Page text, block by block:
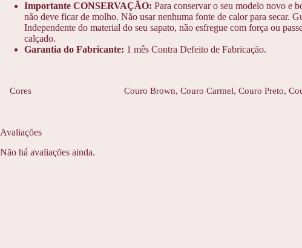
Importante CONSERVAÇÃO: Para conservar o seu modelo novo e
não deve ficar de molho. Não usar nenhuma fonte de calor para secar.
Independente do material do seu sapato, não esfregue com força ou
calçado.
Garantia do Fabricante: 1 mês Contra Defeito de Fabricação.
Cores Couro Brown, Couro Carmel, Couro Preto,
Avaliações
Não há avaliações ainda.